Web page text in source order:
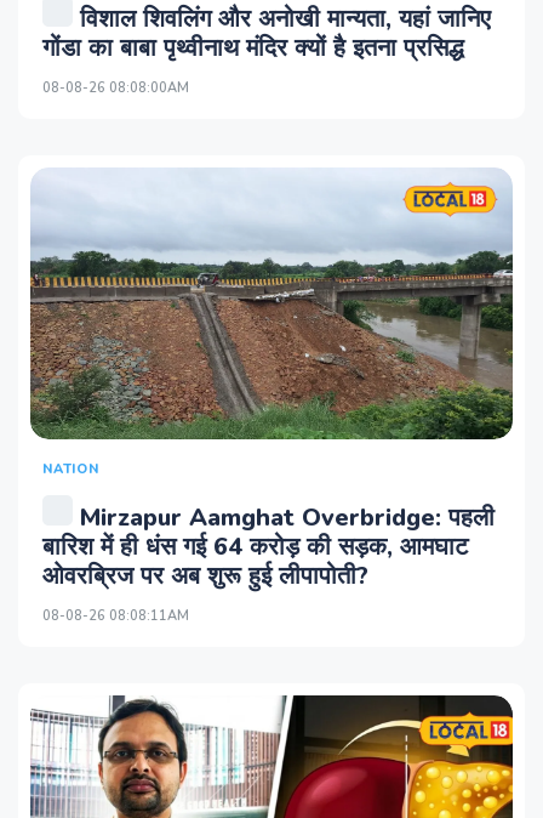
विशाल शिवलिंग और अनोखी मान्यता, यहां जानिए
गोंडा का बाबा पृथ्वीनाथ मंदिर क्यों है इतना प्रसिद्ध
08-08-26 08:08:00AM
NATION
Mirzapur Aamghat Overbridge: पहली
बारिश में ही धंस गई 64 करोड़ की सड़क, आमघाट
ओवरब्रिज पर अब शुरू हुई लीपापोती?
08-08-26 08:08:11AM